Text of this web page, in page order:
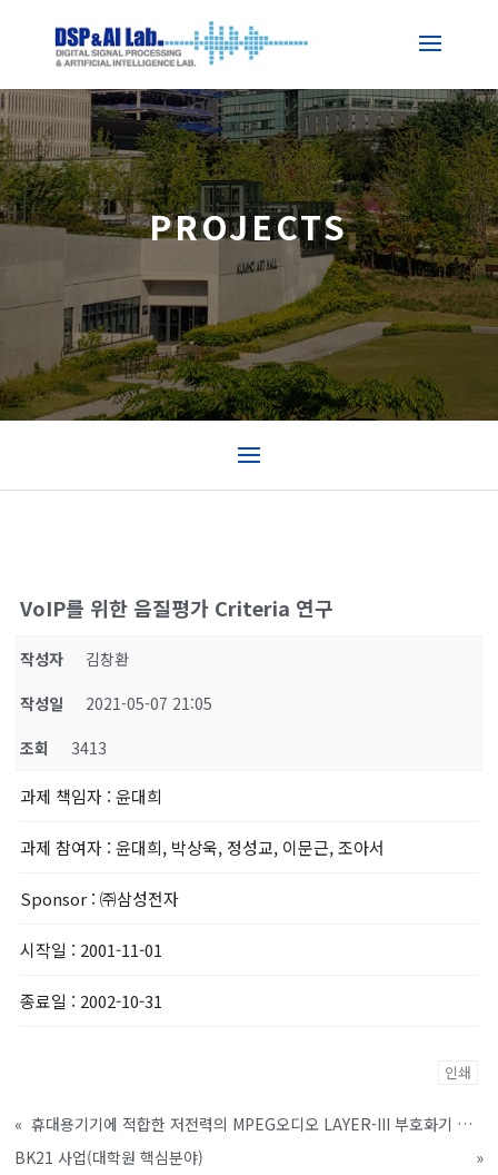
PROJECTS
VoIP를 위한 음질평가 Criteria 연구
작성자
김창환
작성일
2021-05-07 21:05
조회
3413
과제 책임자 : 윤대희
과제 참여자 : 윤대희, 박상욱, 정성교, 이문근, 조아서
Sponsor : ㈜삼성전자
시작일 : 2001-11-01
종료일 : 2002-10-31
인쇄
«
휴대용기기에 적합한 저전력의 MPEG오디오 LAYER-III 부호화기 개발(1차년도)
BK21 사업(대학원 핵심분야)
»